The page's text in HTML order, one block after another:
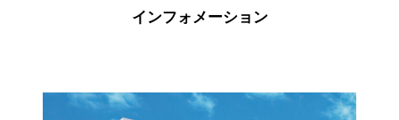
インフォメーション